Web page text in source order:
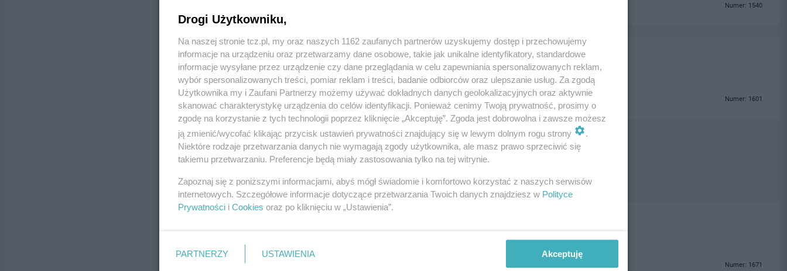
Numer: 1540
S & P REINFORCEMENT
ul. Saperska 10, 83-110 Tczew
Telefon:5314919
Kategoria:
Produkcja i budownictwo Numer: 1601
Telefon:
5327849
Kategoria:
Numer: 1671
Drogi Użytkowniku,
Na naszej stronie tcz.pl, my oraz naszych 1162 zaufanych partnerów uzyskujemy dostęp i przechowujemy
informacje na urządzeniu oraz przetwarzamy dane osobowe, takie jak unikalne identyfikatory, standardowe
informacje wysyłane przez urządzenie czy dane przeglądania w celu zapewniania spersonalizowanych reklam,
wybór spersonalizowanych treści, pomiar reklam i treści, badanie odbiorców oraz ulepszanie usług. Za zgodą
Użytkownika my i Zaufani Partnerzy możemy używać dokładnych danych geolokalizacyjnych oraz aktywnie
skanować charakterystykę urządzenia do celów identyfikacji. Ponieważ cenimy Twoją prywatność, prosimy o
zgodę na korzystanie z tych technologii poprzez kliknięcie „Akceptuję”. Zgoda jest dobrowolna i zawsze możesz
ją zmienić/wycofać klikając przycisk ustawień prywatności znajdujący się w lewym dolnym rogu strony
.
Niektóre rodzaje przetwarzania danych nie wymagają zgody użytkownika, ale masz prawo sprzeciwić się
takiemu przetwarzaniu. Preferencje będą miały zastosowania tylko na tej witrynie.
Zapoznaj się z poniższymi informacjami, abyś mógł świadomie i komfortowo korzystać z naszych serwisów
internetowych. Szczegółowe informacje dotyczące przetwarzania Twoich danych znajdziesz w Polityce
Prywatności i Cookies oraz po kliknięciu w „Ustawienia”.
PARTNERZY USTAWIENIA Akceptuję